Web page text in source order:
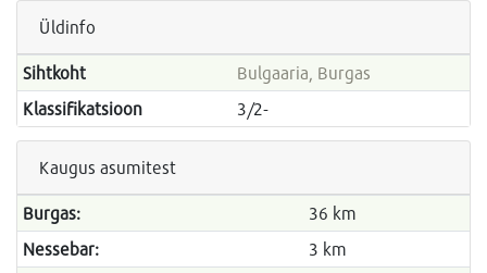
Üldinfo
Sihtkoht
Bulgaaria, Burgas
Klassifikatsioon
3/2-
Kaugus asumitest
Burgas:
36 km
Nessebar:
3 km